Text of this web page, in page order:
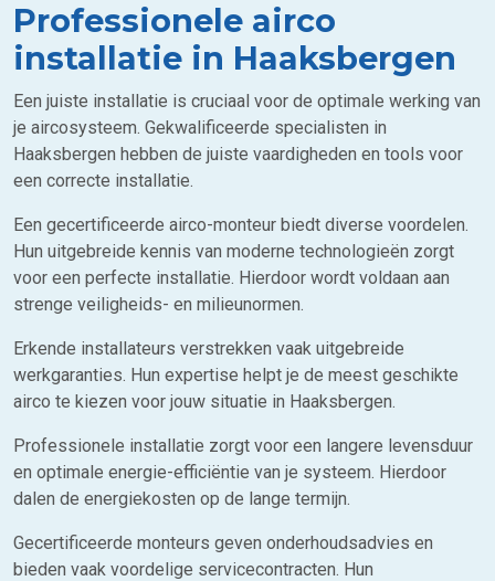
Professionele airco
installatie in Haaksbergen
Een juiste installatie is cruciaal voor de optimale werking van
je aircosysteem. Gekwalificeerde specialisten in
Haaksbergen hebben de juiste vaardigheden en tools voor
een correcte installatie.
Een gecertificeerde airco-monteur biedt diverse voordelen.
Hun uitgebreide kennis van moderne technologieën zorgt
voor een perfecte installatie. Hierdoor wordt voldaan aan
strenge veiligheids- en milieunormen.
Erkende installateurs verstrekken vaak uitgebreide
werkgaranties. Hun expertise helpt je de meest geschikte
airco te kiezen voor jouw situatie in Haaksbergen.
Professionele installatie zorgt voor een langere levensduur
en optimale energie-efficiëntie van je systeem. Hierdoor
dalen de energiekosten op de lange termijn.
Gecertificeerde monteurs geven onderhoudsadvies en
bieden vaak voordelige servicecontracten. Hun